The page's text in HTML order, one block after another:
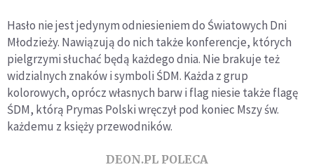
Hasło nie jest jedynym odniesieniem do Światowych Dni
Młodzieży. Nawiązują do nich także konferencje, których
pielgrzymi słuchać będą każdego dnia. Nie brakuje też
widzialnych znaków i symboli ŚDM. Każda z grup
kolorowych, oprócz własnych barw i flag niesie także flagę
ŚDM, którą Prymas Polski wręczył pod koniec Mszy św.
każdemu z księży przewodników.
DEON.PL POLECA